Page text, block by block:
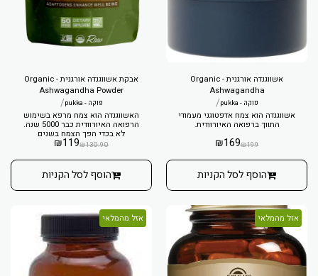
אשווגנדה אורגנית - Organic
Ashwagandha
פוקה - pukka /
אשווגנדה הוא צמח אדפטוגני מעמודי
התווך ברפואה האיורוודית.
₪199
₪169
הוסף לסל הקניות
אבקת אשווגנדה אורגנית - Organic
Ashwagandha Powder
פוקה - pukka /
האשווגנדה הוא צמח מרפא בשימוש
הרפואה האיורוודית כבר 5000 שנה.
לא בכדי הפך הצמח בשנים
האחרונות למועדף ונפוץ בשימוש
ממעלה ראשונה, כזה שעוזר לך
לנהל את הסטרט שלך וביכולתו
להגביר את הכוח ולקדם בריאות
באופן קבוע.
₪130.90
₪119
הוסף לסל הקניות
אזל מהמלאי אזל מהמלאי